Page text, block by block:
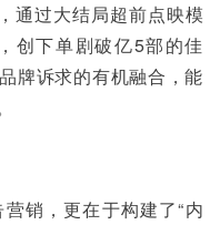
通过大结局超前点映模
创下单剧破亿5部的佳
牌诉求的有机融合，能
销，更在于构建了“内